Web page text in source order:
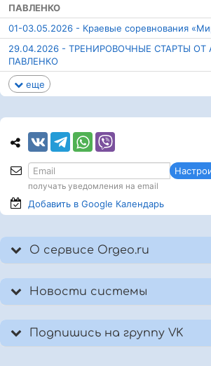
ПАВЛЕНКО
01-03.05.2026 - Краевые соревнования
29.04.2026 - ТРЕНИРОВОЧНЫЕ СТАРТЫ ОТ
ПАВЛЕНКО
еще
получать уведомления на email
Добавить в Google Календарь
О сервисе Orgeo.ru
Новости системы
Подпишись на группу VK